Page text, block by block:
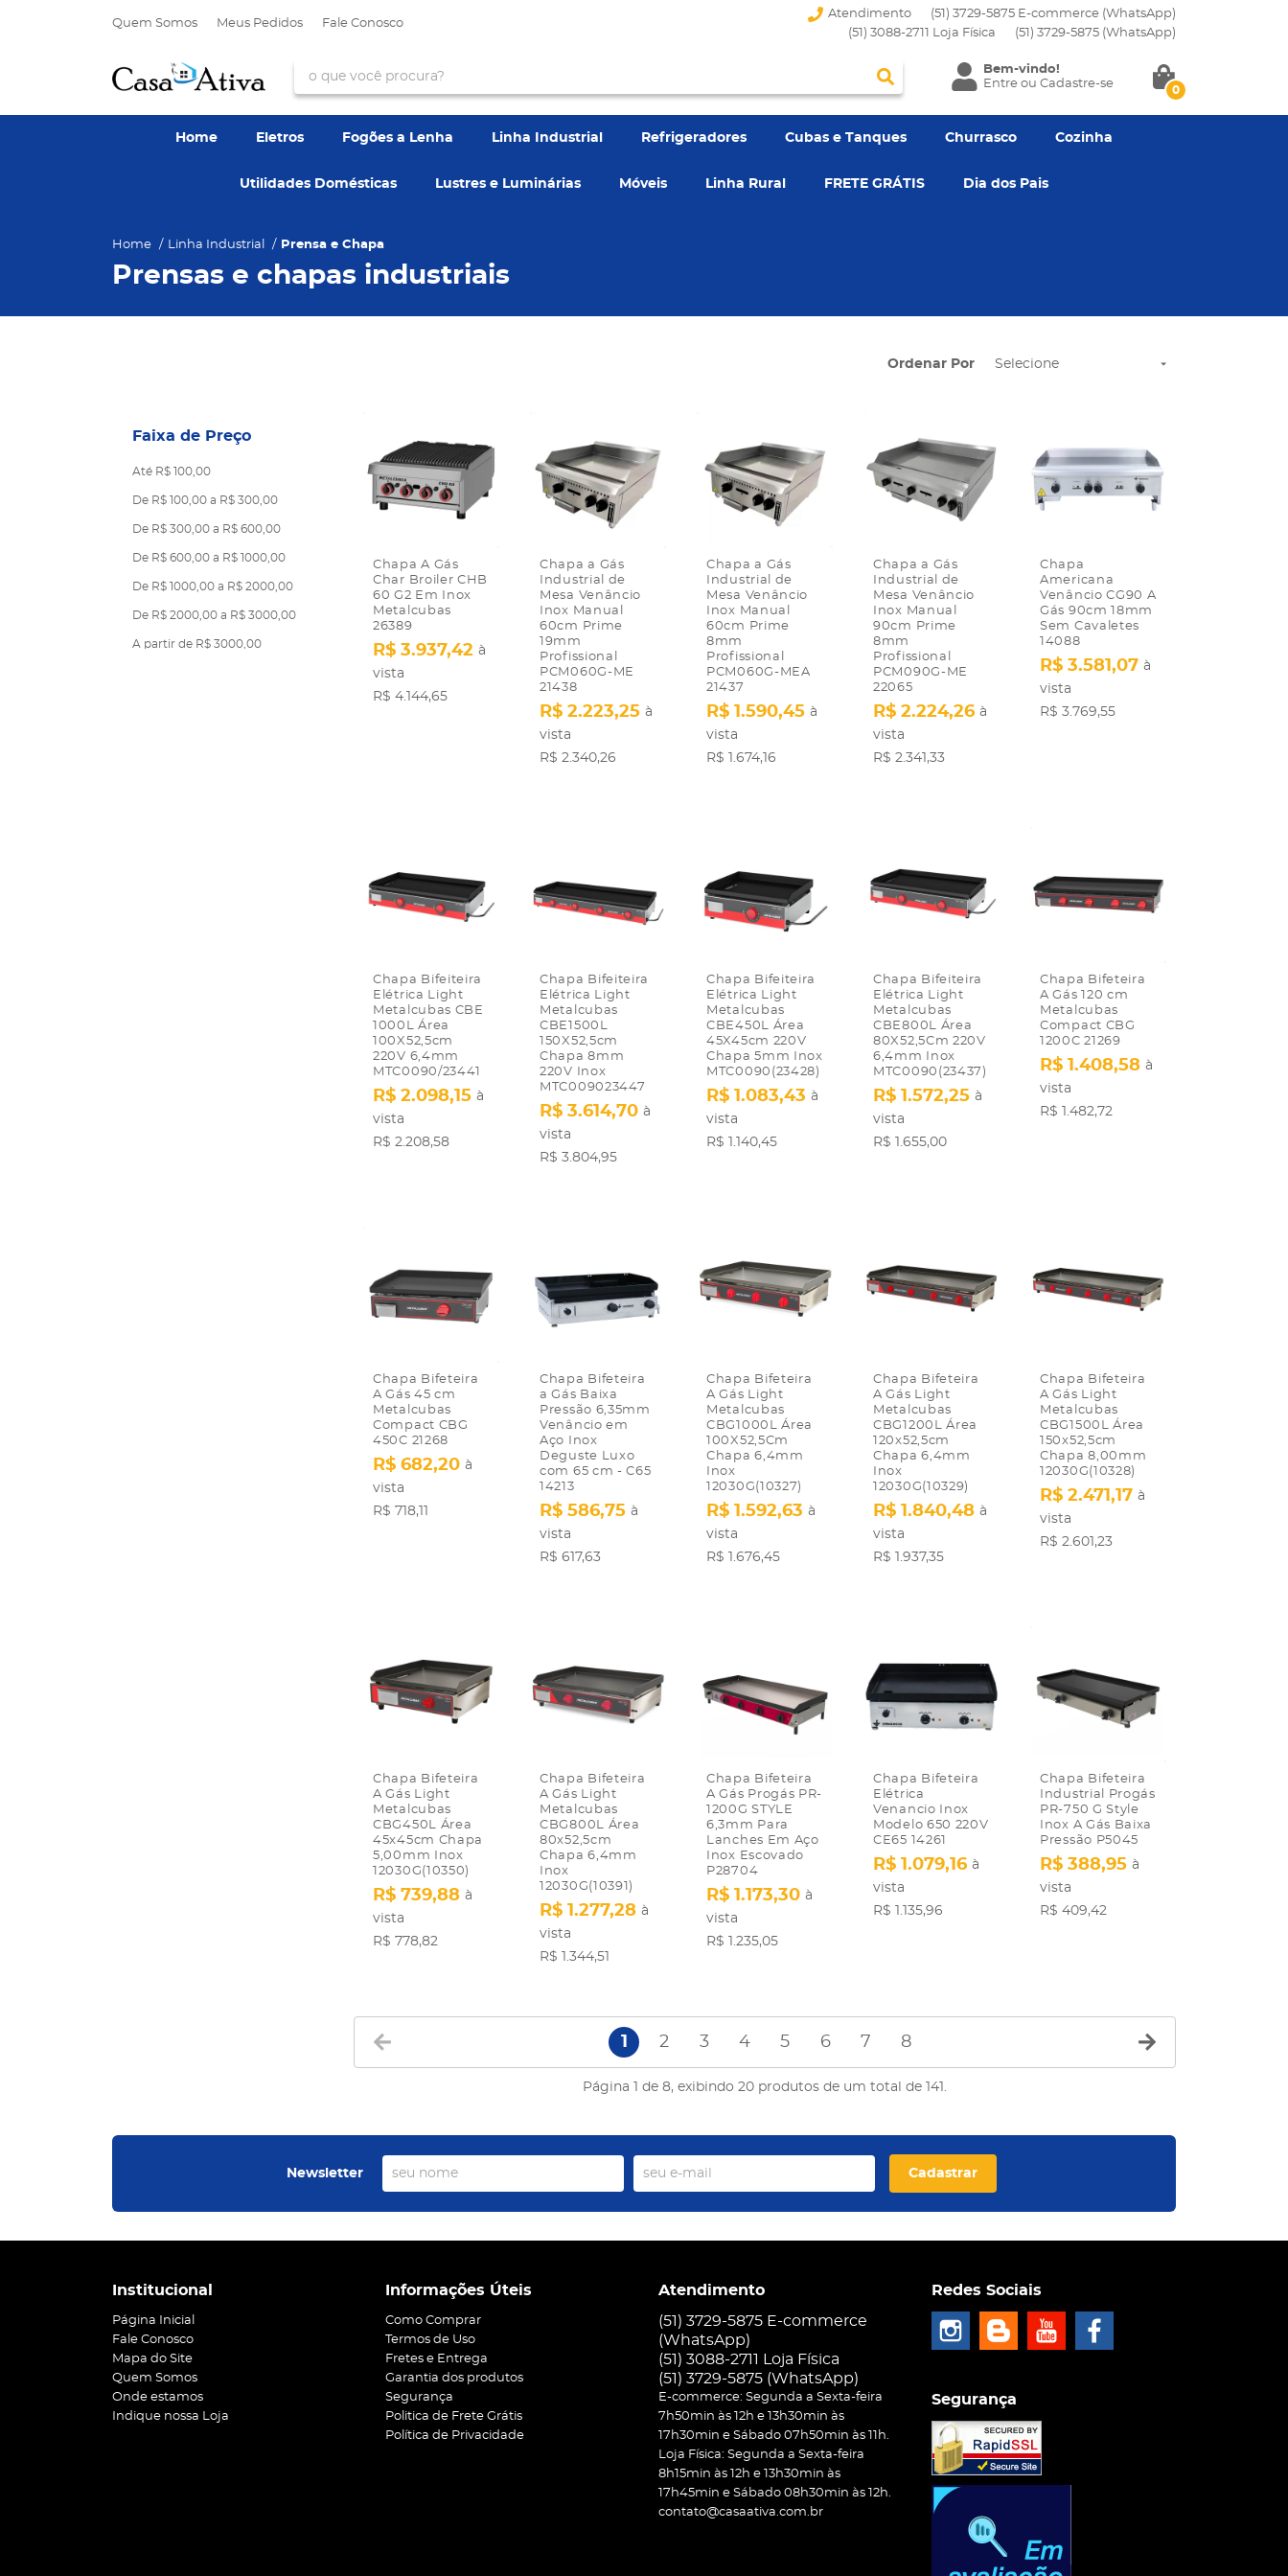
Quem Somos Meus Pedidos Fale Conosco
Atendimento
(51) 3729-5875 E-commerce (WhatsApp)
(51) 3088-2711 Loja Física
(51) 3729-5875 (WhatsApp)
Bem-vindo!
Entreou Cadastre-se 0
Home Eletros Fogões a Lenha Linha Industrial Refrigeradores Cubas e Tanques Churrasco Cozinha
Utilidades Domésticas Lustres e Luminárias Móveis Linha Rural FRETE GRÁTIS Dia dos Pais
Home Linha Industrial Prensa e Chapa
Prensas e chapas industriais
Faixa de Preço
Até R$ 100,00
De R$ 100,00 a R$ 300,00
De R$ 300,00 a R$ 600,00
De R$ 600,00 a R$ 1000,00
De R$ 1000,00 a R$ 2000,00
De R$ 2000,00 a R$ 3000,00
A partir de R$ 3000,00
Ordenar Por Selecione
Chapa A Gás
Char Broiler CHB
60 G2 Em Inox
Metalcubas
26389
R$ 4.144,65
R$ 3.937,42 à
vista
Chapa a Gás
Industrial de
Mesa Venâncio
Inox Manual
60cm Prime
19mm
Profissional
PCM060G-ME
21438
R$ 2.340,26
R$ 2.223,25 à
vista
Chapa a Gás
Industrial de
Mesa Venâncio
Inox Manual
60cm Prime
8mm
Profissional
PCM060G-MEA
21437
R$ 1.674,16
R$ 1.590,45 à
vista
Chapa a Gás
Industrial de
Mesa Venâncio
Inox Manual
90cm Prime
8mm
Profissional
PCM090G-ME
22065
R$ 2.341,33
R$ 2.224,26 à
vista
Chapa
Americana
Venâncio CG90 A
Gás 90cm 18mm
Sem Cavaletes
14088
R$ 3.769,55
R$ 3.581,07 à
vista
Chapa Bifeiteira
Elétrica Light
Metalcubas CBE
1000L Área
100X52,5cm
220V 6,4mm
MTC0090/23441
R$ 2.208,58
R$ 2.098,15 à
vista
Chapa Bifeiteira
Elétrica Light
Metalcubas
CBE1500L
150X52,5cm
Chapa 8mm
220V Inox
MTC009023447
R$ 3.804,95
R$ 3.614,70 à
vista
Chapa Bifeiteira
Elétrica Light
Metalcubas
CBE450L Área
45X45cm 220V
Chapa 5mm Inox
MTC0090(23428)
R$ 1.140,45
R$ 1.083,43 à
vista
Chapa Bifeiteira
Elétrica Light
Metalcubas
CBE800L Área
80X52,5Cm 220V
6,4mm Inox
MTC0090(23437)
R$ 1.655,00
R$ 1.572,25 à
vista
Chapa Bifeteira
A Gás 120 cm
Metalcubas
Compact CBG
1200C 21269
R$ 1.482,72
R$ 1.408,58 à
vista
Chapa Bifeteira
A Gás 45 cm
Metalcubas
Compact CBG
450C 21268
R$ 718,11
R$ 682,20 à
vista
Chapa Bifeteira
a Gás Baixa
Pressão 6,35mm
Venâncio em
Aço Inox
Deguste Luxo
com 65 cm - C65
14213
R$ 617,63
R$ 586,75 à
vista
Chapa Bifeteira
A Gás Light
Metalcubas
CBG1000L Área
100X52,5Cm
Chapa 6,4mm
Inox
12030G(10327)
R$ 1.676,45
R$ 1.592,63 à
vista
Chapa Bifeteira
A Gás Light
Metalcubas
CBG1200L Área
120x52,5cm
Chapa 6,4mm
Inox
12030G(10329)
R$ 1.937,35
R$ 1.840,48 à
vista
Chapa Bifeteira
A Gás Light
Metalcubas
CBG1500L Área
150x52,5cm
Chapa 8,00mm
12030G(10328)
R$ 2.601,23
R$ 2.471,17 à
vista
Chapa Bifeteira
A Gás Light
Metalcubas
CBG450L Área
45x45cm Chapa
5,00mm Inox
12030G(10350)
R$ 778,82
R$ 739,88 à
vista
Chapa Bifeteira
A Gás Light
Metalcubas
CBG800L Área
80x52,5cm
Chapa 6,4mm
Inox
12030G(10391)
R$ 1.344,51
R$ 1.277,28 à
vista
Chapa Bifeteira
A Gás Progás PR-
1200G STYLE
6,3mm Para
Lanches Em Aço
Inox Escovado
P28704
R$ 1.235,05
R$ 1.173,30 à
vista
Chapa Bifeteira
Elétrica
Venancio Inox
Modelo 650 220V
CE65 14261
R$ 1.135,96
R$ 1.079,16 à
vista
Chapa Bifeteira
Industrial Progás
PR-750 G Style
Inox A Gás Baixa
Pressão P5045
R$ 409,42
R$ 388,95 à
vista
1 2 3 4 5 6 7 8
Página 1 de 8, exibindo 20 produtos de um total de 141.
Newsletter Cadastrar
Institucional
Página Inicial
Fale Conosco
Mapa do Site
Quem Somos
Onde estamos
Indique nossa Loja
Informações Úteis
Como Comprar
Termos de Uso
Fretes e Entrega
Garantia dos produtos
Segurança
Politica de Frete Grátis
Política de Privacidade
Atendimento
(51) 3729-5875 E-commerce
(WhatsApp)
(51) 3088-2711 Loja Física
(51) 3729-5875 (WhatsApp)
E-commerce: Segunda a Sexta-feira
7h50min às 12h e 13h30min às
17h30min e Sábado 07h50min às 11h.
Loja Física: Segunda a Sexta-feira
8h15min às 12h e 13h30min às
17h45min e Sábado 08h30min às 12h.
contato@casaativa.com.br
Redes Sociais
Segurança